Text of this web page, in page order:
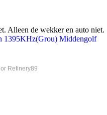
Alleen de wekker en auto niet.
1395KHz(Grou) Middengolf
Refinery89